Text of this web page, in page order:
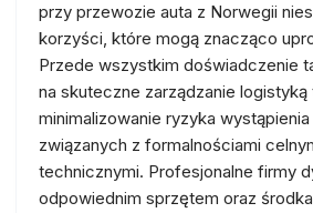
przy przewozie auta z Norwegii
korzyści, które mogą znacząco
Przede wszystkim doświadczenie
na skuteczne zarządzanie logistyką
minimalizowanie ryzyka
związanych z formalnościami
technicznymi. Profesjonalne firmy
odpowiednim sprzętem oraz